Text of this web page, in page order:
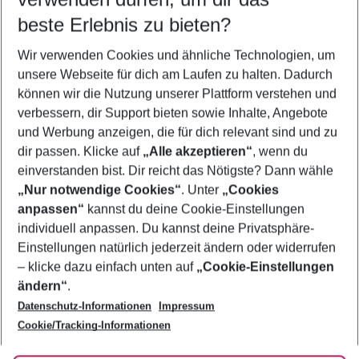
Frübucher Angebote Catania für 2026
Flug & Hotel Catania
Pauschalreisen Catania
Last Minute Catania
Urlaub Catania
Footer
Footer navigation
Über uns
AGB
Bestpreisgarantie
Cookie-Einstellungen ändern
Cookie-Richtlinie
Agenturbetreuung
Barrierefreies Reisen
Folge uns
beste Erlebnis zu bieten?
Wir verwenden Cookies und ähnliche Technologien, um
unsere Webseite für dich am Laufen zu halten. Dadurch
können wir die Nutzung unserer Plattform verstehen und
verbessern, dir Support bieten sowie Inhalte, Angebote
und Werbung anzeigen, die für dich relevant sind und zu
dir passen. Klicke auf „Alle akzeptieren“, wenn du
einverstanden bist. Dir reicht das Nötigste? Dann wähle
„Nur notwendige Cookies“. Unter „Cookies
anpassen“ kannst du deine Cookie-Einstellungen
individuell anpassen. Du kannst deine Privatsphäre-
Einstellungen natürlich jederzeit ändern oder widerrufen
– klicke dazu einfach unten auf „Cookie-Einstellungen
ändern“.
Datenschutz-Informationen
Impressum
Cookie/Tracking-Informationen